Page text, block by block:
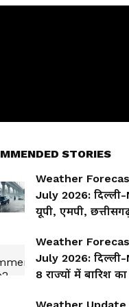
STORIES
Weather
July 2026: दिल्ली-
यूपी, एमपी, छत्तीसगढ़,
में बारिश-तूफान, कई
अलर्ट
Weather
July 2026:
8 राज्यों में बारिश